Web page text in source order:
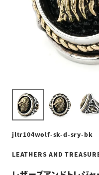
jltr104wolf-sk-d-sry-bk
LEATHERS AND